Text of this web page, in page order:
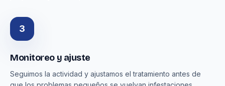
3
Monitoreo y ajuste
Seguimos la actividad y ajustamos el tratamiento antes de